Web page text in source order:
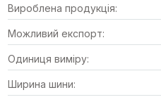
Вироблена продукція:
Можливий експорт:
Одиниця виміру:
Ширина шини: